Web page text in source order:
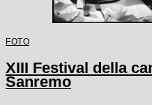
FOTO
XIII Festival della
Sanremo